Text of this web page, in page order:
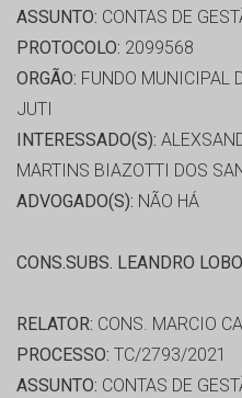
ASSUNTO: CONTAS DE
PROTOCOLO: 2099568
ORGÃO: FUNDO MUNICIPAL
JUTI
INTERESSADO(S):
MARTINS BIAZOTTI DOS
ADVOGADO(S): NÃO HÁ
CONS.SUBS. LEANDRO
RELATOR: CONS. MARCIO
PROCESSO: TC/2793/2021
ASSUNTO: CONTAS DE